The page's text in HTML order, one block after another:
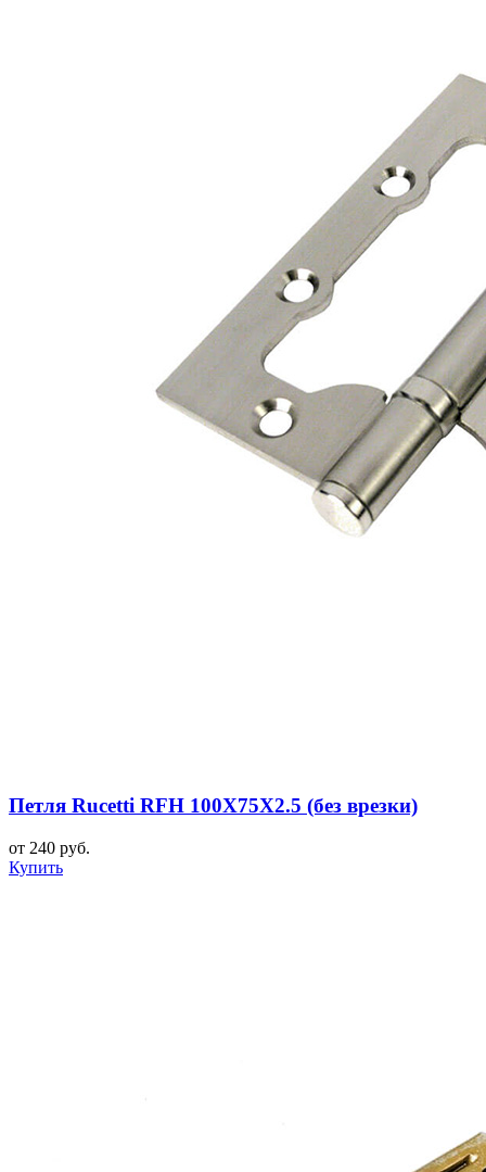
Петля Rucetti RFH 100X75X2.5 (без врезки)
от 240 руб.
Купить